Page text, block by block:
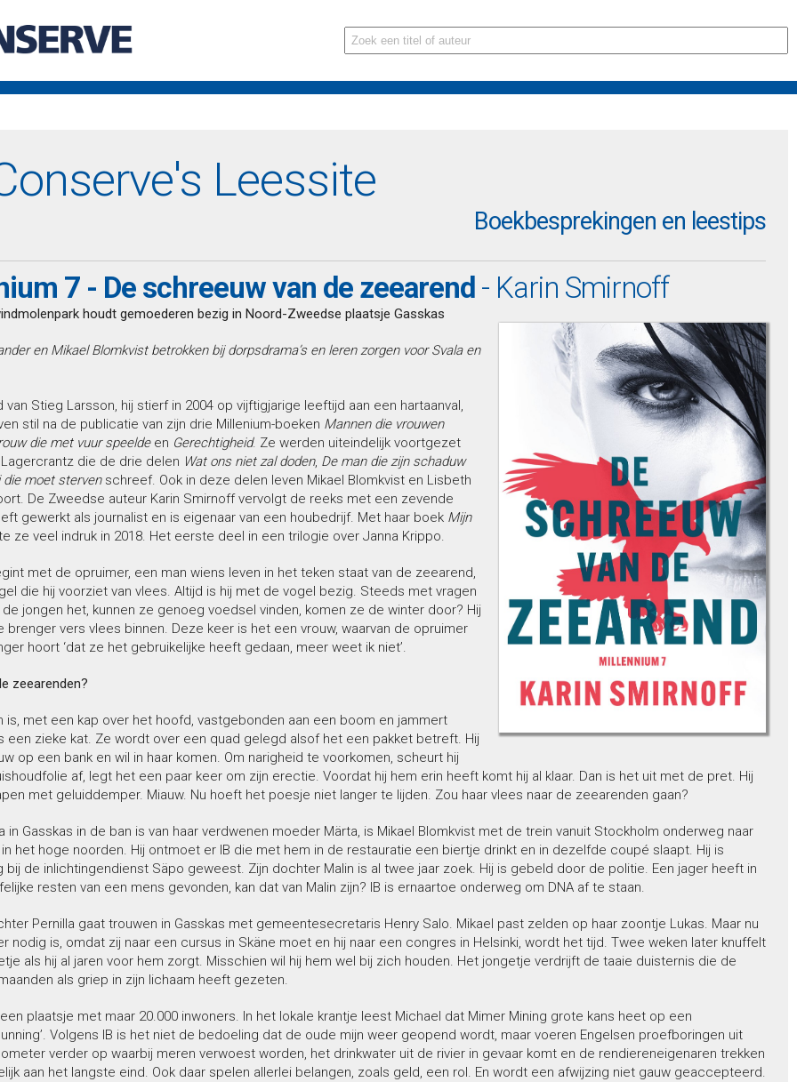
Leessite
Boekbesprekingen en leestips
7 - De schreeuw van de zeearend- Karin Smirnoff
houdt gemoederen bezig in Noord-Zweedse plaatsje Gasskas
en Mikael Blomkvist betrokken bij dorpsdrama’s en leren zorgen voor Svala en
van Stieg Larsson, hij stierf in 2004 op vijftigjarige leeftijd aan een hartaanval,
stil na de publicatie van zijn drie Millenium-boeken Mannen die vrouwen
die met vuur speeldeen Gerechtigheid. Ze werden uiteindelijk voortgezet
die de drie delen Wat ons niet zal doden, De man die zijn schaduw
die moet sterven schreef. Ook in deze delen leven Mikael Blomkvist en Lisbeth
De Zweedse auteur Karin Smirnoff vervolgt de reeks met een zevende
gewerkt als journalist en is eigenaar van een houbedrijf. Met haar boek Mijn
ze veel indruk in 2018. Het eerste deel in een trilogie over Janna Krippo.
met de opruimer, een man wiens leven in het teken staat van de zeearend,
die hij voorziet van vlees. Altijd is hij met de vogel bezig. Steeds met vragen
jongen het, kunnen ze genoeg voedsel vinden, komen ze de winter door? Hij
brenger vers vlees binnen. Deze keer is het een vrouw, waarvan de opruimer
hoort ‘dat ze het gebruikelijke heeft gedaan, meer weet ik niet’.
zeearenden?
is, met een kap over het hoofd, vastgebonden aan een boom en jammert
een zieke kat. Ze wordt over een quad gelegd alsof het een pakket betreft. Hij
op een bank en wil in haar komen. Om narigheid te voorkomen, scheurt hij
af, legt het een paar keer om zijn erectie. Voordat hij hem erin heeft komt hij al klaar. Dan is het uit met de pret. Hij
met geluiddemper. Miauw. Nu hoeft het poesje niet langer te lijden. Zou haar vlees naar de zeearenden gaan?
in Gasskas in de ban is van haar verdwenen moeder Märta, is Mikael Blomkvist met de trein vanuit Stockholm onderweg naar
het hoge noorden. Hij ontmoet er IB die met hem in de restauratie een biertje drinkt en in dezelfde coupé slaapt. Hij is
bij de inlichtingendienst Säpo geweest. Zijn dochter Malin is al twee jaar zoek. Hij is gebeld door de politie. Een jager heeft in
resten van een mens gevonden, kan dat van Malin zijn? IB is ernaartoe onderweg om DNA af te staan.
Pernilla gaat trouwen in Gasskas met gemeentesecretaris Henry Salo. Mikael past zelden op haar zoontje Lukas. Maar nu
nodig is, omdat zij naar een cursus in Skäne moet en hij naar een congres in Helsinki, wordt het tijd. Twee weken later knuffelt
als hij al jaren voor hem zorgt. Misschien wil hij hem wel bij zich houden. Het jongetje verdrijft de taaie duisternis die de
als griep in zijn lichaam heeft gezeten.
plaatsje met maar 20.000 inwoners. In het lokale krantje leest Michael dat Mimer Mining grote kans heet op een
Volgens IB is het niet de bedoeling dat de oude mijn weer geopend wordt, maar voeren Engelsen proefboringen uit
verder op waarbij meren verwoest worden, het drinkwater uit de rivier in gevaar komt en de rendiereneigenaren trekken
aan het langste eind. Ook daar spelen allerlei belangen, zoals geld, een rol. En wordt een afwijzing niet gauw geaccepteerd.